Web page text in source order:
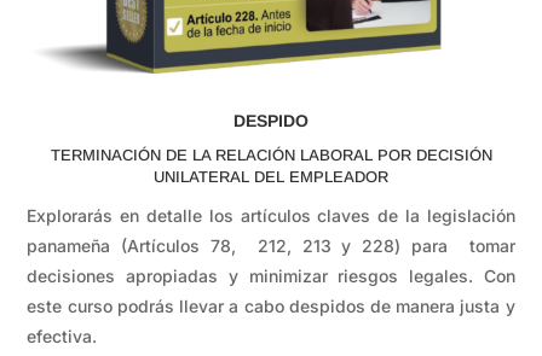
DESPIDO
TERMINACIÓN DE LA RELACIÓN LABORAL POR DECISIÓN
UNILATERAL DEL EMPLEADOR
Explorarás en detalle los artículos claves de la legislación
panameña (Artículos 78, 212, 213 y 228) para tomar
decisiones apropiadas y minimizar riesgos legales. Con
este curso podrás llevar a cabo despidos de manera justa y
efectiva.